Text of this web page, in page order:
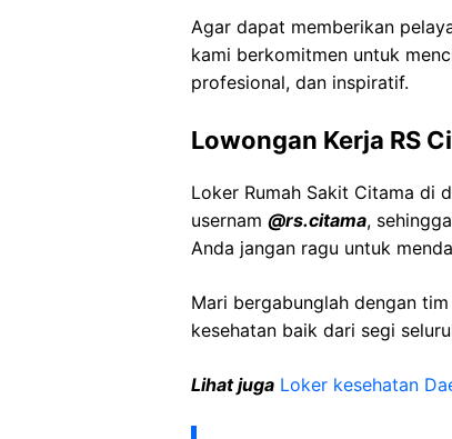
Agar dapat memberikan
kami berkomitmen untuk
profesional, dan inspiratif.
Lowongan Kerja RS
Loker Rumah Sakit Citama di
usernam @rs.citama,
Anda jangan ragu untuk
Mari bergabunglah dengan
kesehatan baik dari segi
Lihat juga Loker kesehatan